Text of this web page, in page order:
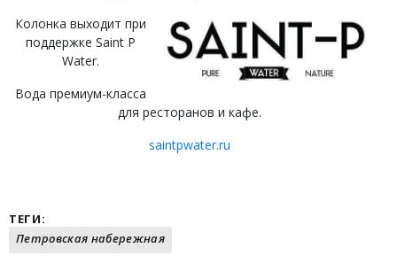
Колонка выходит при
поддержке Saint P
Water.
Вода премиум-класса
для ресторанов и кафе.
saintpwater.ru
ТЕГИ:
Петровская набережная